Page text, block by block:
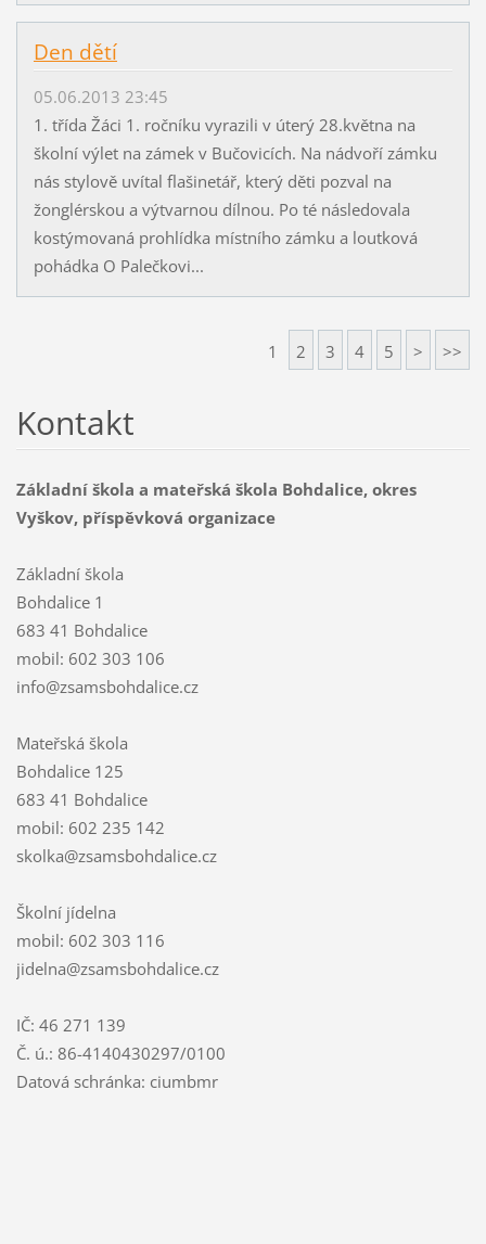
Den dětí
05.06.2013 23:45
1. třída Žáci 1. ročníku vyrazili v úterý 28.května na
školní výlet na zámek v Bučovicích. Na nádvoří zámku
nás stylově uvítal flašinetář, který děti pozval na
žonglérskou a výtvarnou dílnou. Po té následovala
kostýmovaná prohlídka místního zámku a loutková
pohádka O Palečkovi...
1 2 3 4 5 > >>
Kontakt
Základní škola a mateřská škola Bohdalice, okres
Vyškov, příspěvková organizace
Základní škola
Bohdalice 1
683 41 Bohdalice
mobil: 602 303 106
info@zsamsbohdalice.cz
Mateřská škola
Bohdalice 125
683 41 Bohdalice
mobil: 602 235 142
skolka@zsamsbohdalice.cz
Školní jídelna
mobil: 602 303 116
jidelna@zsamsbohdalice.cz
IČ: 46 271 139
Č. ú.: 86-4140430297/0100
Datová schránka: ciumbmr